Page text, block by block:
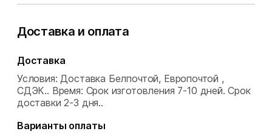
Доставка и оплата
Доставка
Условия: Доставка Белпочтой, Европочтой ,
СДЭК.. Время: Срок изготовления 7-10 дней. Срок
доставки 2-3 дня..
Варианты оплаты